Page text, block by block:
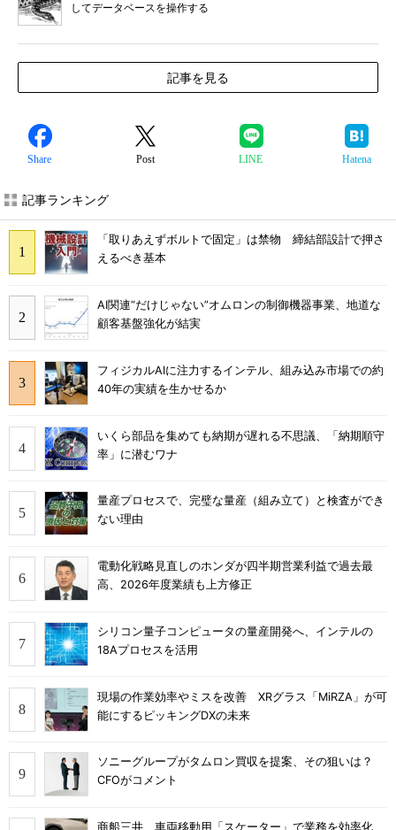
してデータベースを操作する
記事を見る
Share Post LINE Hatena
記事ランキング
「取りあえずボルトで固定」は禁物 締結部設計で押さ
えるべき基本
AI関連“だけじゃない”オムロンの制御機器事業、地道な
顧客基盤強化が結実
フィジカルAIに注力するインテル、組み込み市場での約
40年の実績を生かせるか
いくら部品を集めても納期が遅れる不思議、「納期順守
率」に潜むワナ
量産プロセスで、完璧な量産（組み立て）と検査ができ
ない理由
電動化戦略見直しのホンダが四半期営業利益で過去最
高、2026年度業績も上方修正
シリコン量子コンピュータの量産開発へ、インテルの
18Aプロセスを活用
現場の作業効率やミスを改善 XRグラス「MiRZA」が可
能にするピッキングDXの未来
ソニーグループがタムロン買収を提案、その狙いは？
CFOがコメント
商船三井、車両移動用「スケーター」で業務を効率化